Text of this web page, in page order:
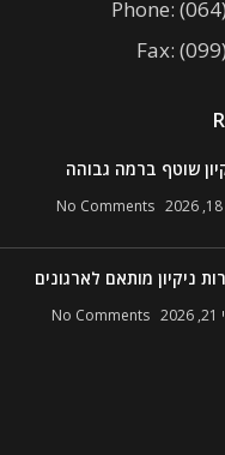
שוטף ברמה גבוהה
No Comments
ניקיון מותאם לארגונים
No Comments